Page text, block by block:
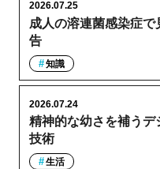
成人の溶連菌感染症
告
2026.07.25
知識
精神的な幼さを補う
技術
2026.07.24
生活